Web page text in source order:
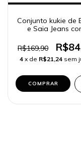
Conjunto kukie de
e Saia Jeans
R$169,90
4 x de R$21,24 sem
COMPRAR